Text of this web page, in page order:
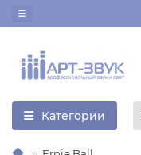
Категории